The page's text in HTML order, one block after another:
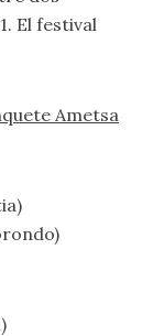
El festival
Ametsa